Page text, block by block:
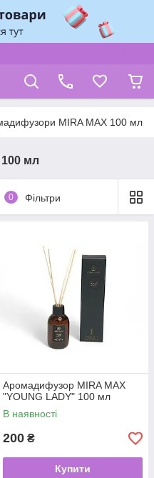
MIRA MAX 100 мл
мл
0 Фільтри
Аромадифузор MIRA MAX
"YOUNG LADY" 100 мл
В наявності
200 ₴
Купити